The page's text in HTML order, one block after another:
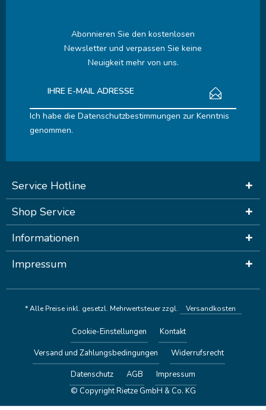
Abonnieren Sie den kostenlosen
Newsletter und verpassen Sie keine
Neuigkeit mehr von uns.
Ich habe die Datenschutzbestimmungen zur Kenntnis
genommen.
Service Hotline
Shop Service
Informationen
Impressum
* Alle Preise inkl. gesetzl. Mehrwertsteuer zzgl. Versandkosten
Cookie-Einstellungen
Kontakt
Versand und Zahlungsbedingungen
Widerrufsrecht
Datenschutz
AGB
Impressum
© Copyright Rietze GmbH & Co. KG